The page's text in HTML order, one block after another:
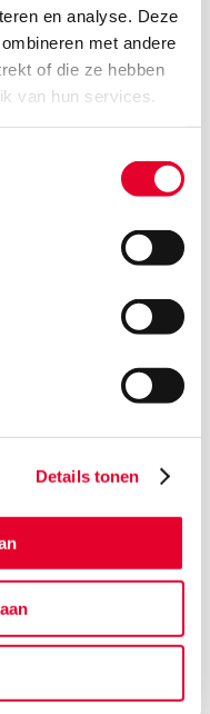
en analyse. Deze
met andere
of die ze hebben
van hun services.
Details tonen